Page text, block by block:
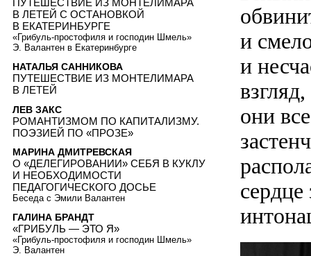
и
и
они
ПУТЕШЕСТВИЕ ИЗ МОНТЕЛИМАРА
В ЛЕТЕЙ С ОСТАНОВКОЙ
В ЕКАТЕРИНБУРГЕ
«Грибуль-простофиля и господин Шмель»
Э. Валантен в Екатеринбурге
НАТАЛЬЯ САННИКОВА
ПУТЕШЕСТВИЕ ИЗ МОНТЕЛИМАРА
В ЛЕТЕЙ
ЛЕВ ЗАКС
РОМАНТИЗМОМ ПО КАПИТАЛИЗМУ.
ПОЭЗИЕЙ ПО «ПРОЗЕ»
МАРИНА ДМИТРЕВСКАЯ
О «ДЕЛЕГИРОВАНИИ» СЕБЯ В КУКЛУ
И НЕОБХОДИМОСТИ
ПЕДАГОГИЧЕСКОГО ДОСЬЕ
Беседа с Эмили Валантен
ГАЛИНА БРАНДТ
«ГРИБУЛЬ — ЭТО Я»
«Грибуль-простофиля и господин Шмель»
Э. Валантен